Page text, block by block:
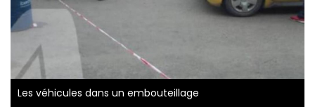
Les véhicules dans un embouteillage